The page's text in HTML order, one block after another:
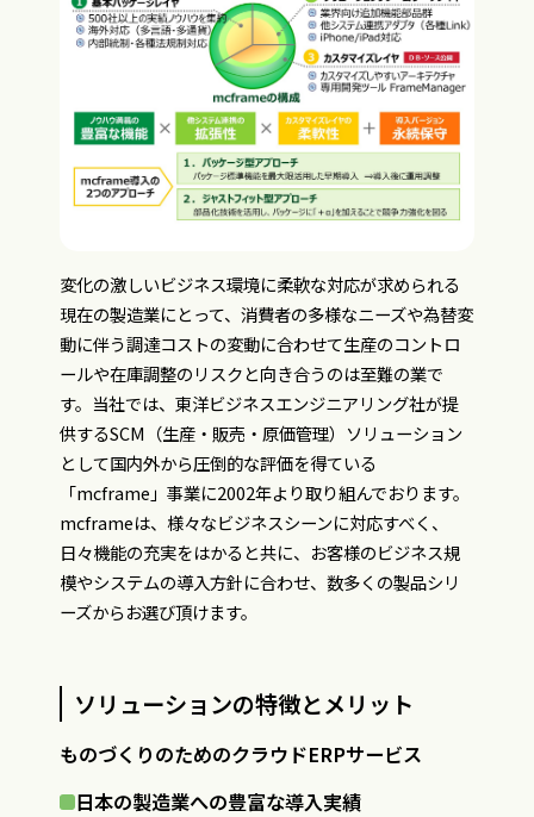
変化の激しいビジネス環境に柔軟な対応が求められる
現在の製造業にとって、消費者の多様なニーズや為替変
動に伴う調達コストの変動に合わせて生産のコントロ
ールや在庫調整のリスクと向き合うのは至難の業で
す。当社では、東洋ビジネスエンジニアリング社が提
供するSCM（生産・販売・原価管理）ソリューション
として国内外から圧倒的な評価を得ている
「mcframe」事業に2002年より取り組んでおります。
mcframeは、様々なビジネスシーンに対応すべく、
日々機能の充実をはかると共に、お客様のビジネス規
模やシステムの導入方針に合わせ、数多くの製品シリ
ーズからお選び頂けます。
ソリューションの特徴とメリット
ものづくりのためのクラウドERPサービス
日本の製造業への豊富な導入実績